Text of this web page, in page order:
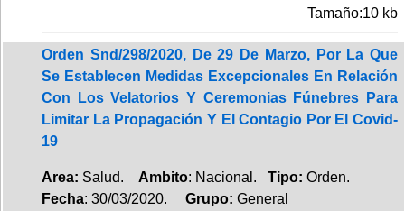
Tamaño:10 kb
Orden Snd/298/2020, De 29 De Marzo, Por La Que
Se Establecen Medidas Excepcionales En Relación
Con Los Velatorios Y Ceremonias Fúnebres Para
Limitar La Propagación Y El Contagio Por El Covid-
19
Area: Salud. Ambito: Nacional. Tipo: Orden.
Fecha: 30/03/2020. Grupo: General